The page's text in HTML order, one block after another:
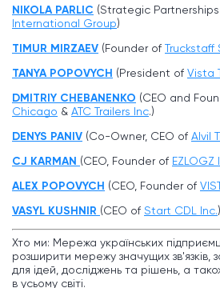
NIKOLA PARLIC (Strategic
International Group)
TIMUR MIRZAEV (Founder of Truckstaff
TANYA POPOVYCH (President of Vista
DMITRIY CHEBANENKO (CEO and
Chicago & ATC Trailers Inc.)
DENYS PANIV (Co-Owner, CEO of Alvil
CJ KARMAN (CEO, Founder of EZLOGZ
ALEX POPOVYCH (CEO, Founder of
VASYL KUSHNIR (CEO of Start CDL Inc.)
Хто ми: Мережа українських
розширити мережу значущих
для ідей, досліджень та рішень, а
в усьому світі.